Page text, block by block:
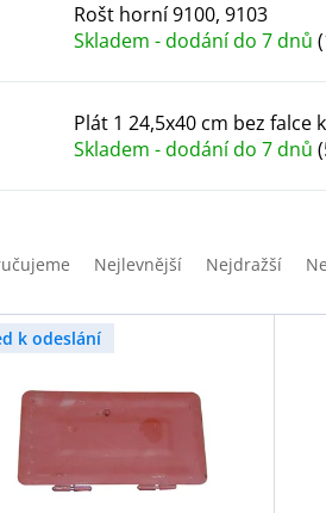
Rošt horní 9100, 9103
Skladem - dodání do 7 dnů
Plát 1 24,5x40 cm bez falce k
Skladem - dodání do 7 dnů
Nejlevnější Nejdražší
k odeslání